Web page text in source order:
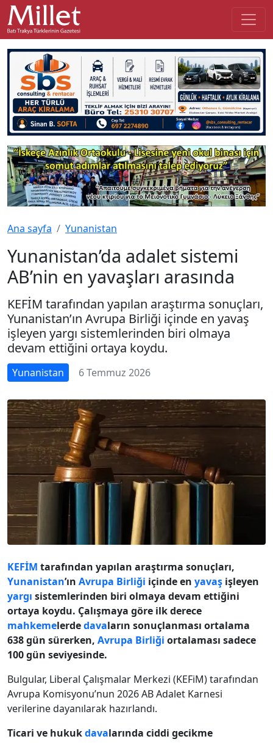
Ana sayfa Yunanistan
Yunanistan’da adalet sistemi
AB’nin en yavaşları arasında
KEFİM tarafından yapılan araştırma sonuçları,
Yunanistan’ın Avrupa Birliği içinde en yavaş
işleyen yargı sistemlerinden biri olmaya
devam ettiğini ortaya koydu.
Yunanistan 6 Temmuz 2026
KEFİM tarafından yapılan araştırma sonuçları,
Yunanistan’ın Avrupa Birliği içinde en yavaş işleyen
yargı sistemlerinden biri olmaya devam ettiğini
ortaya koydu. Çalışmaya göre ilk derece
mahkemelerdedavaların sonuçlanması ortalama
638 gün sürerken, Avrupa Birliği ortalaması sadece
100 gün seviyesinde.
Bulgular, Liberal Çalışmalar Merkezi (KEFiM) tarafından
Avrupa Komisyonu’nun 2026 AB Adalet Karnesi
verilerine dayanılarak hazırlandı.
Ticari ve hukukdavalarında ciddi gecikme